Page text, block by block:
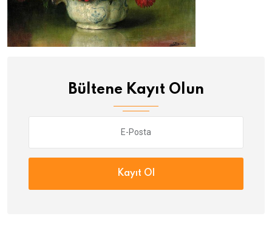
Bültene Kayıt Olun
Kayıt Ol